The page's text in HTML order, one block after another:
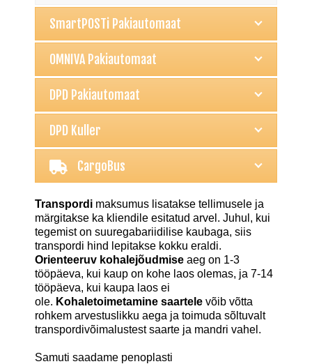
SmartPOSTi Pakiautomaat
OMNIVA Pakiautomaat
DPD Pakiautomaat
DPD Kuller
CargoBus
Transpordi maksumus lisatakse tellimusele ja
märgitakse ka kliendile esitatud arvel. Juhul, kui
tegemist on suuregabariidilise kaubaga, siis
transpordi hind lepitakse kokku eraldi.
Orienteeruv kohalejõudmise aeg on 1-3
tööpäeva, kui kaup on kohe laos olemas, ja 7-14
tööpäeva, kui kaupa laos ei
ole. Kohaletoimetamine saartele võib võtta
rohkem arvestuslikku aega ja toimuda sõltuvalt
transpordivõimalustest saarte ja mandri vahel.
Samuti saadame penoplasti